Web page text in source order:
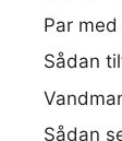
Par
Sådan
Sådan